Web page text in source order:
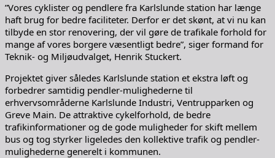
”Vores cyklister og pendlere fra Karlslunde station har længe
haft brug for bedre faciliteter. Derfor er det skønt, at vi nu kan
tilbyde en stor renovering, der vil gøre de trafikale forhold for
mange af vores borgere væsentligt bedre”, siger formand for
Teknik- og Miljøudvalget, Henrik Stuckert.
Projektet giver således Karlslunde station et ekstra løft og
forbedrer samtidig pendler-mulighederne til
erhvervsområderne Karlslunde Industri, Ventrupparken og
Greve Main. De attraktive cykelforhold, de bedre
trafikinformationer og de gode muligheder for skift mellem
bus og tog styrker ligeledes den kollektive trafik og pendler-
mulighederne generelt i kommunen.